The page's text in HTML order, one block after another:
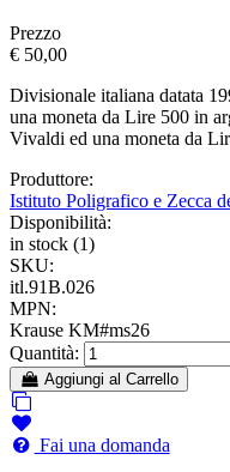
Prezzo
€ 50,00
Divisionale italiana datata
una moneta da Lire 500 in
Vivaldi ed una moneta da
Produttore:
Istituto Poligrafico e Zecca
Disponibilità:
in stock (1)
SKU:
itl.91B.026
MPN:
Krause KM#ms26
Quantità:
Aggiungi al Carrello
Fai una domanda